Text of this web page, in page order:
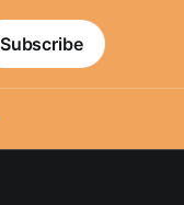
Subscribe